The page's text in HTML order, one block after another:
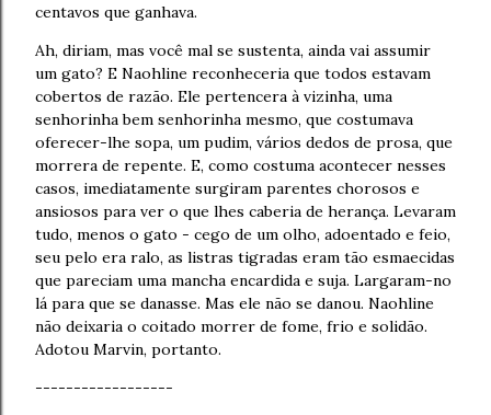
centavos que ganhava.
Ah, diriam, mas você mal se sustenta, ainda vai assumir
um gato? E Naohline reconheceria que todos estavam
cobertos de razão. Ele pertencera à vizinha, uma
senhorinha bem senhorinha mesmo, que costumava
oferecer-lhe sopa, um pudim, vários dedos de prosa, que
morrera de repente. E, como costuma acontecer nesses
casos, imediatamente surgiram parentes chorosos e
ansiosos para ver o que lhes caberia de herança. Levaram
tudo, menos o gato - cego de um olho, adoentado e feio,
seu pelo era ralo, as listras tigradas eram tão esmaecidas
que pareciam uma mancha encardida e suja. Largaram-no
lá para que se danasse. Mas ele não se danou. Naohline
não deixaria o coitado morrer de fome, frio e solidão.
Adotou Marvin, portanto.
------------------